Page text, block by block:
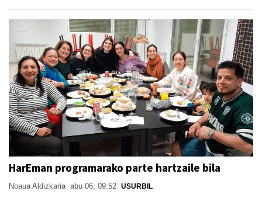
HarEman programarako parte hartzaile bila
Noaua Aldizkaria abu 06, 09:52 USURBIL